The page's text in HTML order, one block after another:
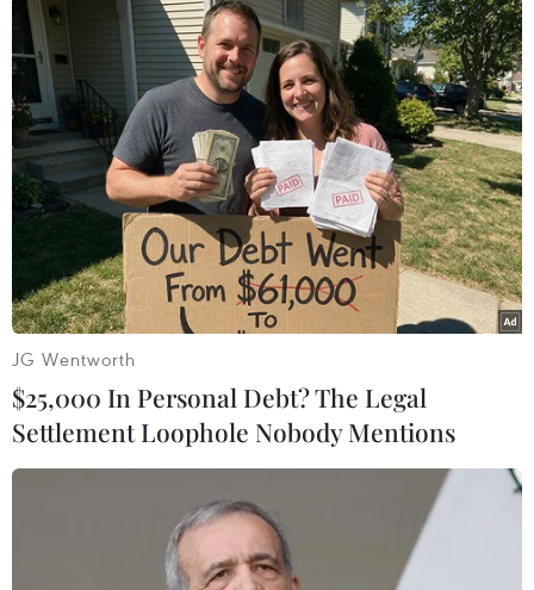
#phi hạt nhân hóa
#Hàn Quốc và Nhật Bản
#Bán đảo Triều Tiên
#hỏa thuận đình chiến
Hàn Quốc
Mỹ Nhật Bản
Theo dõi VietnamPlus
TIN LIÊN QUAN
JG Wentworth
$25,000 In Personal Debt? The Legal
Settlement Loophole Nobody Mentions